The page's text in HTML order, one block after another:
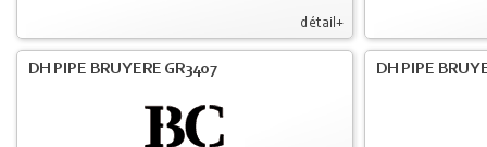
détail+
DH PIPE BRUYERE GR3407 DH PIPE